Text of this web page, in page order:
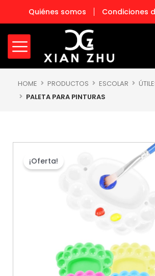
contenido
Quiénes somos Condiciones
HOME PRODUCTOS ESCOLAR
PALETA PARA PINTURAS
¡Oferta!